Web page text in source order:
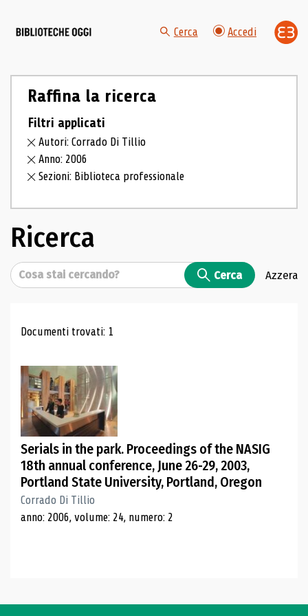
Cerca Accedi
Raffina la ricerca
Filtri applicati
Autori: Corrado Di Tillio
Anno: 2006
Sezioni: Biblioteca professionale
Ricerca
Cerca Cerca Azzera
Risultati di ricerca
Documenti trovati: 1
Serials in the park. Proceedings of the NASIG
18th annual conference, June 26-29, 2003,
Portland State University, Portland, Oregon
Corrado Di Tillio
anno: 2006, volume: 24, numero: 2